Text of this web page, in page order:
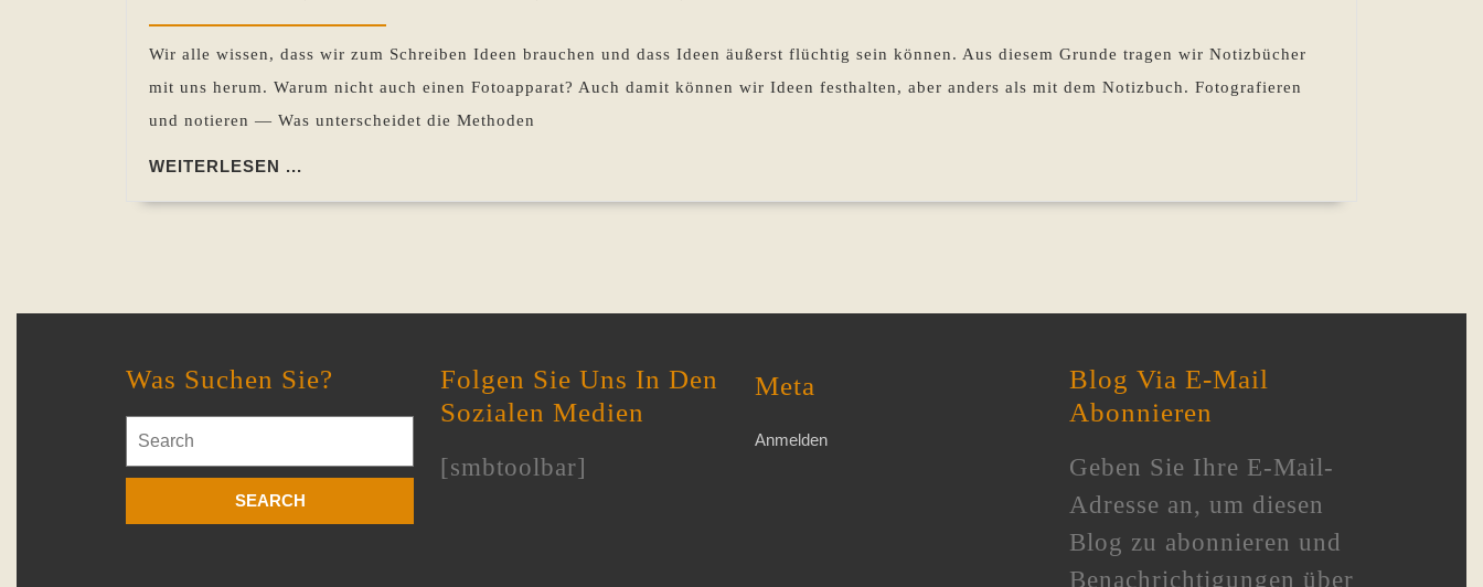
schreibe
doch
2023
Wir alle wissen, dass wir zum Schreiben Ideen brauchen und dass Ideen äußerst flüchtig sein können. Aus diesem Grunde tragen wir Notizbücher
mit uns herum. Warum nicht auch einen Fotoapparat? Auch damit können wir Ideen festhalten, aber anders als mit dem Notizbuch. Fotografieren
und notieren — Was unterscheidet die Methoden
WEITERLESEN ...
Was Suchen Sie?
for:
Folgen Sie Uns In Den
Sozialen Medien
[smbtoolbar]
Meta
Anmelden
Blog Via E-Mail
Abonnieren
Geben Sie Ihre E-Mail-
Adresse an, um diesen
Blog zu abonnieren und
Benachrichtigungen über